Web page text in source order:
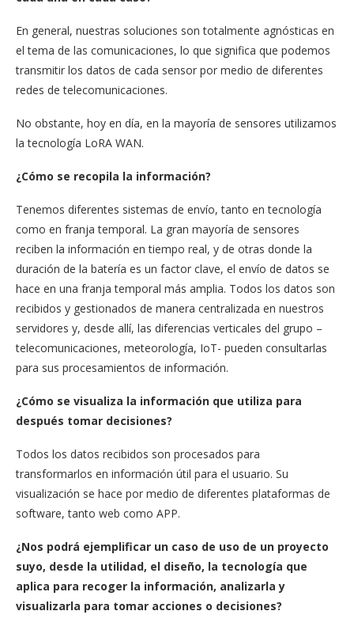
En general, nuestras soluciones son totalmente agnósticas en
el tema de las comunicaciones, lo que significa que podemos
transmitir los datos de cada sensor por medio de diferentes
redes de telecomunicaciones.
No obstante, hoy en día, en la mayoría de sensores utilizamos
la tecnología LoRA WAN.
¿Cómo se recopila la información?
Tenemos diferentes sistemas de envío, tanto en tecnología
como en franja temporal. La gran mayoría de sensores
reciben la información en tiempo real, y de otras donde la
duración de la batería es un factor clave, el envío de datos se
hace en una franja temporal más amplia. Todos los datos son
recibidos y gestionados de manera centralizada en nuestros
servidores y, desde allí, las diferencias verticales del grupo –
telecomunicaciones, meteorología, IoT- pueden consultarlas
para sus procesamientos de información.
¿Cómo se visualiza la información que utiliza para
después tomar decisiones?
Todos los datos recibidos son procesados para
transformarlos en información útil para el usuario. Su
visualización se hace por medio de diferentes plataformas de
software, tanto web como APP.
¿Nos podrá ejemplificar un caso de uso de un proyecto
suyo, desde la utilidad, el diseño, la tecnología que
aplica para recoger la información, analizarla y
visualizarla para tomar acciones o decisiones?